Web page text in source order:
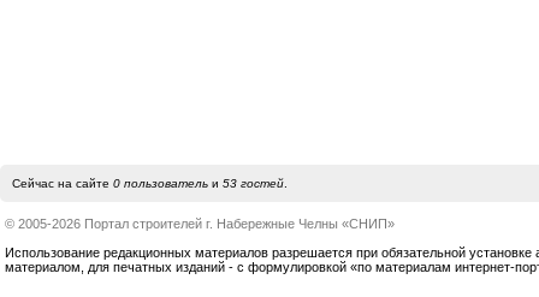
Сейчас на сайте 0 пользовательи 53 гостей.
© 2005-2026 Портал строителей г. Набережные Челны «СНИП»
Использование редакционных материалов разрешается при обязательной установке
материалом, для печатных изданий - с формулировкой «по материалам интернет-